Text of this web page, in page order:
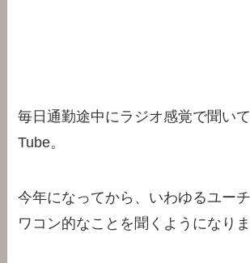
毎日通勤途中にラジオ感覚で聞い
Tube。
今年になってから、いわゆるユー
ワコン的なことを聞くようになりま